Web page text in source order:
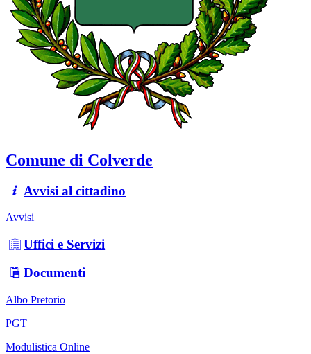
Comune di Colverde
Avvisi al cittadino
Avvisi
Uffici e Servizi
Documenti
Albo Pretorio
PGT
Modulistica Online